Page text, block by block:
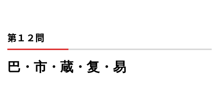
第１２問
巴・市・蔵・复・易